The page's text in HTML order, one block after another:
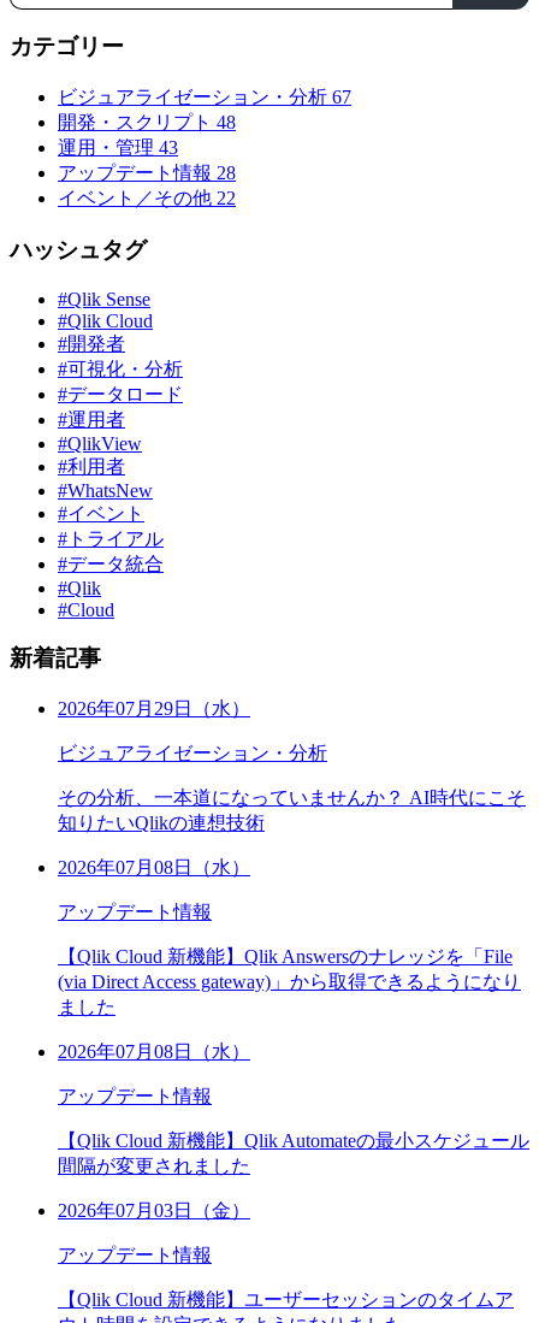
カテゴリー
ビジュアライゼーション・分析 67
開発・スクリプト 48
運用・管理 43
アップデート情報 28
イベント／その他 22
ハッシュタグ
#Qlik Sense
#Qlik Cloud
#開発者
#可視化・分析
#データロード
#運用者
#QlikView
#利用者
#WhatsNew
#イベント
#トライアル
#データ統合
#Qlik
#Cloud
新着記事
2026年07月29日（水）
ビジュアライゼーション・分析
その分析、一本道になっていませんか？ AI時代にこそ
知りたいQlikの連想技術
2026年07月08日（水）
アップデート情報
【Qlik Cloud 新機能】Qlik Answersのナレッジを「File
(via Direct Access gateway)」から取得できるようになり
ました
2026年07月08日（水）
アップデート情報
【Qlik Cloud 新機能】Qlik Automateの最小スケジュール
間隔が変更されました
2026年07月03日（金）
アップデート情報
【Qlik Cloud 新機能】ユーザーセッションのタイムア